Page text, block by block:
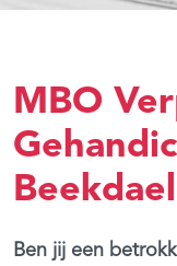
MBO
Ben jij een